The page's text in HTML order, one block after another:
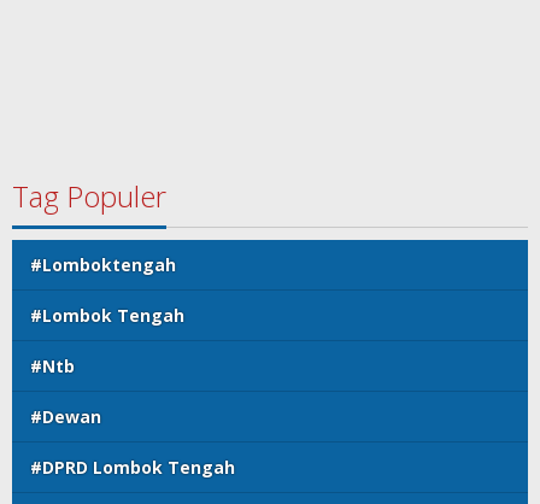
Tag Populer
#Lomboktengah
#Lombok Tengah
#Ntb
#Dewan
#DPRD Lombok Tengah